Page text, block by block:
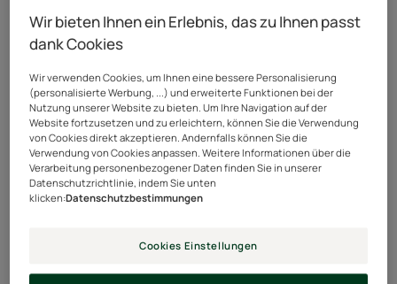
7 Ergebnisse "Pflegeprodukte gegen
Haarausfall"
Triphasic
Progressive
Kur
bei
Haarausfall
für
Dichte
Haarserum
Wir bieten Ihnen ein Erlebnis, das zu Ihnen passt
dank Cookies
Wir verwenden Cookies, um Ihnen eine bessere Personalisierung
(personalisierte Werbung, ...) und erweiterte Funktionen bei der
Nutzung unserer Website zu bieten. Um Ihre Navigation auf der
Website fortzusetzen und zu erleichtern, können Sie die Verwendung
von Cookies direkt akzeptieren. Andernfalls können Sie die
Verwendung von Cookies anpassen. Weitere Informationen über die
Verarbeitung personenbezogener Daten finden Sie in unserer
Datenschutzrichtlinie, indem Sie unten
klicken:Datenschutzbestimmungen
Cookies Einstellungen